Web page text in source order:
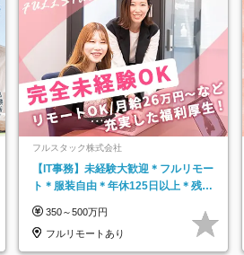
フルスタック株式会社
【IT事務】未経験大歓迎＊フルリモー
ト＊服装自由＊年休125日以上＊残業
350～500万円
フルリモートあり